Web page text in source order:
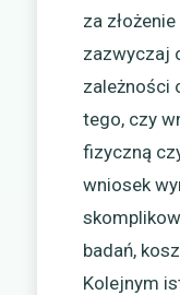
za
zazwyczaj
zależności
tego, czy
fizyczną
wniosek
badań,
Kolejnym